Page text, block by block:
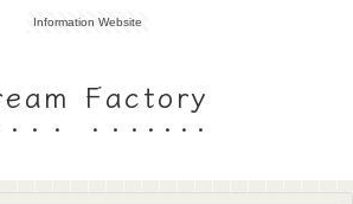
Information Website
Factory